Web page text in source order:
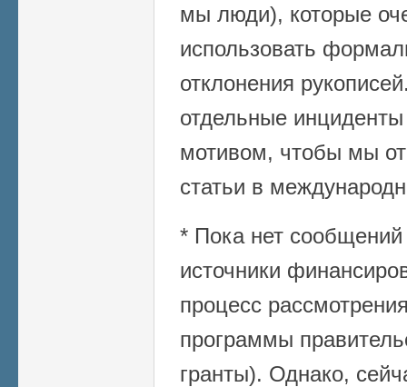
мы люди), которые
использовать
отклонения
отдельные
мотивом, чтобы мы
статьи в
* Пока нет
источники
процесс
программы
гранты). Однако,